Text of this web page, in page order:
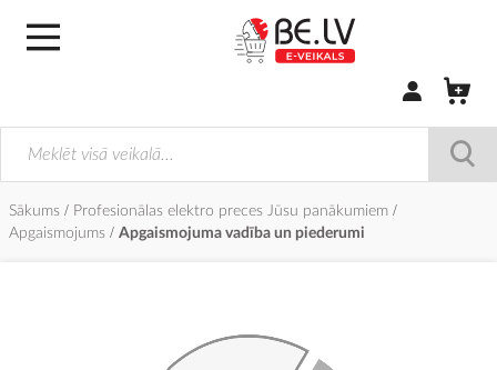
Pierakstīties/
Sākums
Profesionālas elektro preces Jūsu panākumiem
Apgaismojums
Apgaismojuma vadība un piederumi